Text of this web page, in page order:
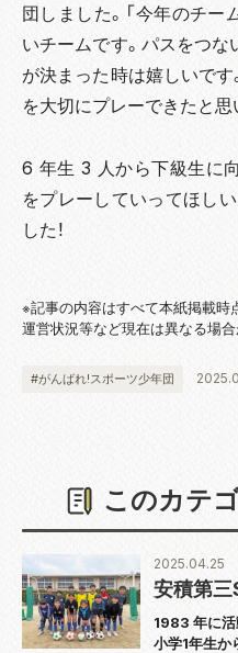
団しました。「今年のチー
いチームです。パスをつな
が決まった時は嬉しいです
を大切にプレーできたと思
6 年生 3 人から下級生に
をプレーしていってほし
した！
※記事の内容はすべて本紙掲載時
運営状況等など現在は異なる場合
#がんばれ!スポーツ少年団
このカテ
安積第三
1983 年に活
小学1年生か
2025.04.25